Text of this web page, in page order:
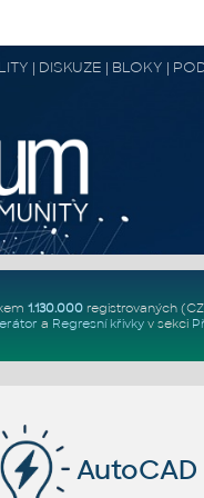
| DISKUZE | BLOKY |
1.130.000registrovaných
a Regresní křivkyv sekci